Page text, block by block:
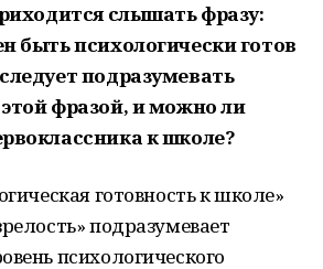
слышать фразу:
быть психологически готов
подразумевать
фразой, и можно ли
к школе?
готовность к школе»
подразумевает
психологического